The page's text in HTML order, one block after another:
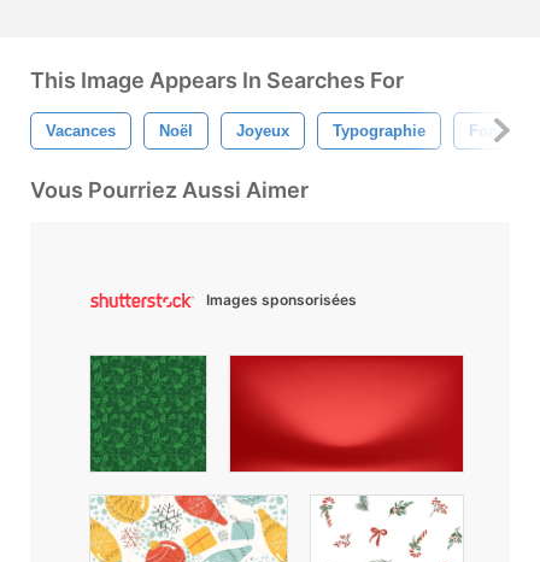
This Image Appears In Searches For
Vacances Noël Joyeux Typographie Fond
Vous Pourriez Aussi Aimer
Images sponsorisées